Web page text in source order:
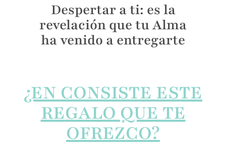
Despertar a ti: es la
revelación que tu Alma
ha venido a entregarte
¿EN CONSISTE ESTE
REGALO QUE TE
OFREZCO?